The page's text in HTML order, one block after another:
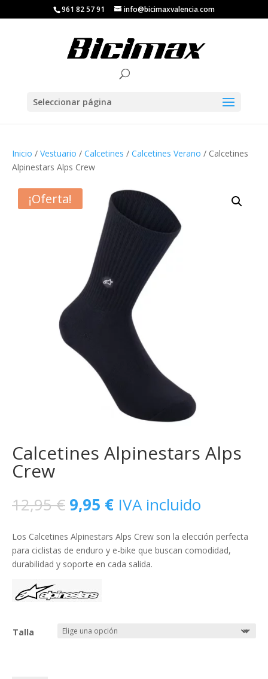
961 82 57 91 info@bicimaxvalencia.com
Seleccionar página
Inicio / Vestuario / Calcetines / Calcetines Verano / Calcetines
Alpinestars Alps Crew
¡Oferta!
Calcetines Alpinestars Alps
Crew
12,95€ El
precio
original
era:
12,95 €.
9,95 €El
precio
actual
es:
9,95 €.
IVA incluido
Los Calcetines Alpinestars Alps Crew son la elección perfecta
para ciclistas de enduro y e-bike que buscan comodidad,
durabilidad y soporte en cada salida.
Talla